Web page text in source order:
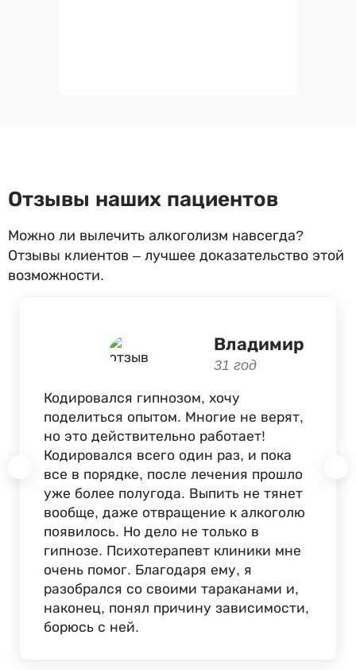
Отзывы наших пациентов
Можно ли вылечить алкоголизм навсегда?
Отзывы клиентов – лучшее доказательство этой
возможности.
Владимир
31 год
Кодировался гипнозом, хочу
поделиться опытом. Многие не верят,
но это действительно работает!
Кодировался всего один раз, и пока
все в порядке, после лечения прошло
уже более полугода. Выпить не тянет
вообще, даже отвращение к алкоголю
появилось. Но дело не только в
гипнозе. Психотерапевт клиники мне
очень помог. Благодаря ему, я
разобрался со своими тараканами и,
наконец, понял причину зависимости,
борюсь с ней.